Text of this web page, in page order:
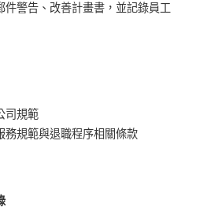
件警告、改善計畫書，並記錄員工
司規範
務規範與退職程序相關條款